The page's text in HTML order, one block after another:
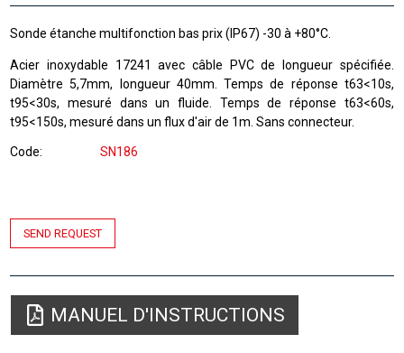
Sonde étanche multifonction bas prix (IP67) -30 à +80°C.
Acier inoxydable 17241 avec câble PVC de longueur spécifiée.
Diamètre 5,7mm, longueur 40mm. Temps de réponse t63<10s,
t95<30s, mesuré dans un fluide. Temps de réponse t63<60s,
t95<150s, mesuré dans un flux d'air de 1m. Sans connecteur.
Code SN186
SEND REQUEST
MANUEL D'INSTRUCTIONS